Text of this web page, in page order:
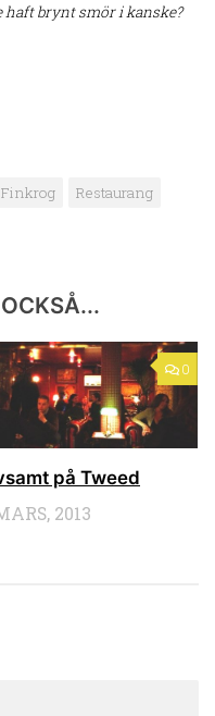
haft brynt smör i kanske?
Finkrog
Restaurang
0
på Tweed
2013